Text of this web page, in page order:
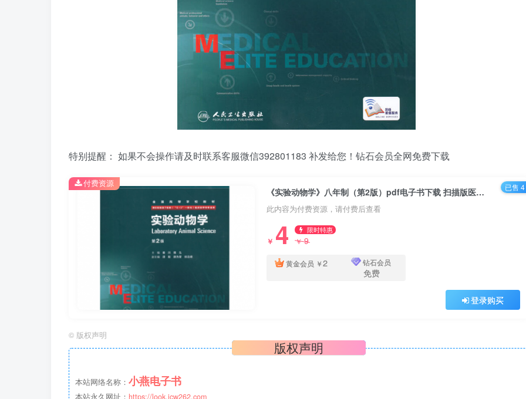
特别提醒： 如果不会操作请及时联系客服微信392801183 补发给您！钻石会员全网免费下载
《实验动物学》八年制（第2版）pdf电子书下载 扫描版医学电子书下载
此内容为付费资源，请付费后查看
￥ 4 限时特惠
￥9
黄金会员 ￥2 钻石会员
免费
登录购买
付费资源 已售 4
© 版权声明
版权声明
本站网络名称： 小燕电子书
本站永久网址： https://look.jcw262.com